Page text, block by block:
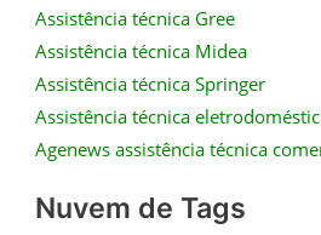
Assistência técnica Gree
Assistência técnica Midea
Assistência técnica Springer
Assistência técnica
Agenews assistência técnica
Nuvem de Tags